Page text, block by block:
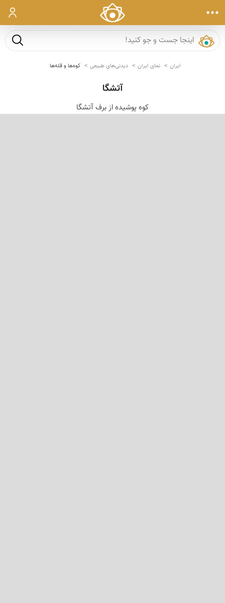
ورود
جست و
ایران نمای ایران دیدنی‌های طبیعی کوه‌ها و قله‌ها
آتشگا
کوه پوشیده از برف آتشگا